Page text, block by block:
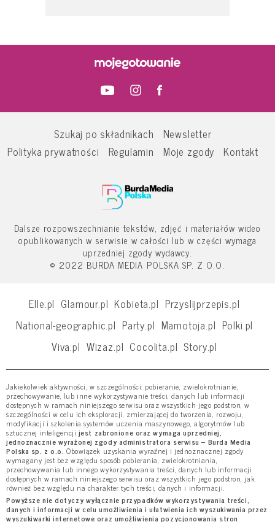
Szukaj po składnikach
Newsletter
Polityka prywatności
Regulamin Moje zgody Kontakt
Dalsze rozpowszechnianie tekstów, zdjęć i materiałów wideo
opublikowanych w serwisie w całości lub w części wymaga
uprzedniej zgody wydawcy.
© 2022 BURDA MEDIA POLSKA SP. Z O.O.
Elle.pl Glamour.pl Kobieta.pl Przyslijprzepis.pl
National-geographic.pl Party.pl Mamotoja.pl Polki.pl
Viva.pl Wizaz.pl Cocolita.pl Story.pl
Jakiekolwiek aktywności, w szczególności: pobieranie, zwielokrotnianie,
przechowywanie, lub inne wykorzystywanie treści, danych lub informacji
dostępnych w ramach niniejszego serwisu oraz wszystkich jego podstron, w
szczególności w celu ich eksploracji, zmierzającej do tworzenia, rozwoju,
modyfikacji i szkolenia systemów uczenia maszynowego, algorytmów lub
sztucznej inteligencji jest zabronione oraz wymaga uprzedniej,
jednoznacznie wyrażonej zgody administratora serwisu – Burda Media
Polska sp. z o.o. Obowiązek uzyskania wyraźnej i jednoznacznej zgody
wymagany jest bez względu sposób pobierania, zwielokrotniania,
przechowywania lub innego wykorzystywania treści, danych lub informacji
dostępnych w ramach niniejszego serwisu oraz wszystkich jego podstron, jak
również bez względu na charakter tych treści, danych i informacji.
Powyższe nie dotyczy wyłącznie przypadków wykorzystywania treści,
danych i informacji w celu umożliwienia i ułatwienia ich wyszukiwania przez
wyszukiwarki internetowe oraz umożliwienia pozycjonowania stron